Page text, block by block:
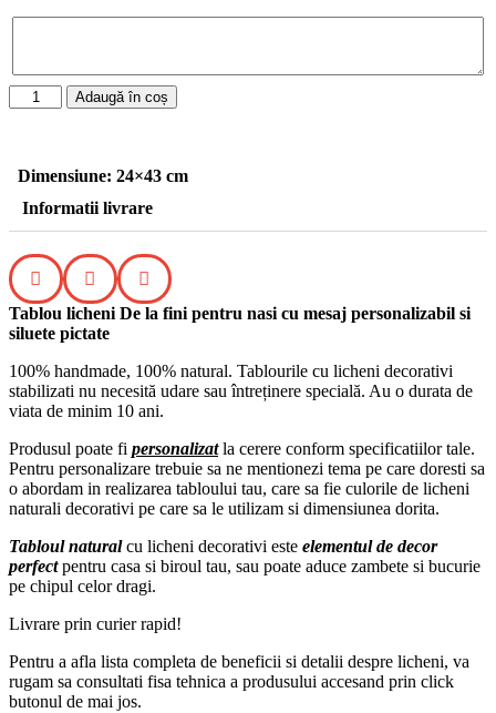
Adaugă în coș
Dimensiune: 24×43 cm
Informatii livrare
Tablou licheni De la fini pentru nasi cu mesaj personalizabil si
siluete pictate
100% handmade, 100% natural. Tablourile cu licheni decorativi
stabilizati nu necesită udare sau întreținere specială. Au o durata de
viata de minim 10 ani.
Produsul poate fi personalizatla cerere conform specificatiilor tale.
Pentru personalizare trebuie sa ne mentionezi tema pe care doresti sa
o abordam in realizarea tabloului tau, care sa fie culorile de licheni
naturali decorativi pe care sa le utilizam si dimensiunea dorita.
Tabloul naturalcu licheni decorativi este elementul de decor
perfectpentru casa si biroul tau, sau poate aduce zambete si bucurie
pe chipul celor dragi.
Livrare prin curier rapid!
Pentru a afla lista completa de beneficii si detalii despre licheni, va
rugam sa consultati fisa tehnica a produsului accesand prin click
butonul de mai jos.